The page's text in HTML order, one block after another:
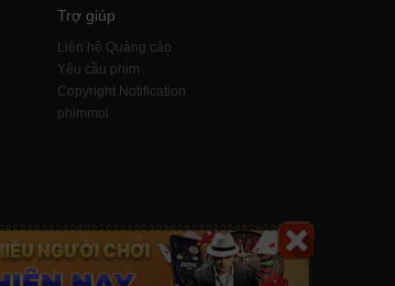
Trợ giúp
Liên hệ Quảng cáo
Yêu cầu phim
Copyright Notification
phimmoi